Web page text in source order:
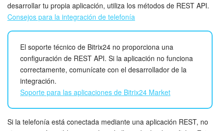
Widget del empleado
Configuraciones de la cuenta
Bitrix24 En Premisa
Bitrix24 Messenger
Preguntas generales
desarrollar tu propia aplicación, utiliza los métodos de REST API.
Consejos para la integración de telefonía
El soporte técnico de Bitrix24 no proporciona una
configuración de REST API. Si la aplicación no funciona
correctamente, comunícate con el desarrollador de la
integración.
Soporte para las aplicaciones de Bitrix24 Market
Si la telefonía está conectada mediante una aplicación REST, no